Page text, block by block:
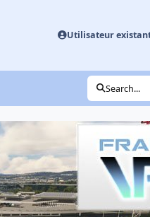
Utilisateur
Search...